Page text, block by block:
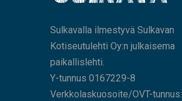
Sulkavalla ilmestyvä Sulkavan
Kotiseutulehti Oy:n julkaisema
paikallislehti.
Y-tunnus 0167229-8
Verkkolaskuosoite/OVT-tunnus: